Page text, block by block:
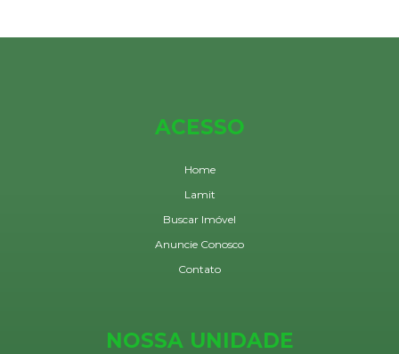
ACESSO
Home
Lamit
Buscar Imóvel
Anuncie Conosco
Contato
NOSSA UNIDADE